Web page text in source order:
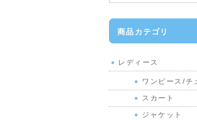
商品カテゴリ
レディース
ワンピース/チ
スカート
ジャケット